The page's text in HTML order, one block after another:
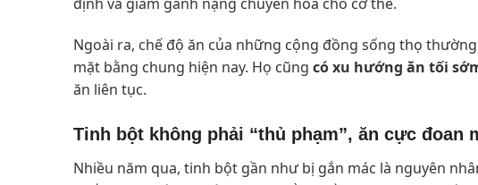
Ngoài ra, chế độ ăn của những cộng đồng sống thọ
mặt bằng chung hiện nay. Họ cũng có xu hướng ăn tối
ăn liên tục.
Tinh bột không phải “thủ phạm”, ăn cực đoan
Nhiều năm qua, tinh bột gần như bị gắn mác là nguyên